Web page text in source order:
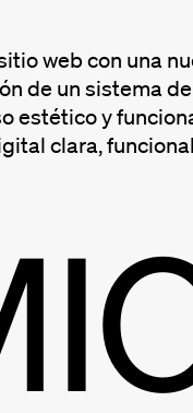
web con una
de un sistema
estético y
clara,